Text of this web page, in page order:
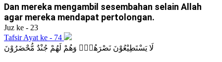
Dan mereka mengambil sesembahan selain Allah
agar mereka mendapat pertolongan.
Juz ke - 23
Tafsir Ayat ke - 74
لَا يَسْتَطِيْعُوْنَ نَصْرَهُمْۙ وَهُمْ لَهُمْ جُنْدٌ مُّحْضَرُوْنَ